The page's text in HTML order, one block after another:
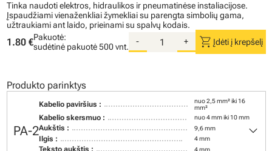
Tinka naudoti elektros, hidraulikos ir pneumatinėse instaliacijose.
Įspaudžiami vienaženkliai žymekliai su parengta simbolių gama,
užtraukiami ant laido, prieinami su spalvų kodais.
1.80 €Pakuotė:
sudėtinė pakuotė500 vnt.
- + shopping_cart Įdėti į krepšelį
Produkto parinktys
PA-2
Kabelio paviršius :
nuo 2,5 mm² iki 16
mm²
Kabelio skersmuo : nuo 4 mm iki 10 mm
Aukštis : 9,6 mm
Ilgis : 4 mm
4 mm
keyboard_arrow_down